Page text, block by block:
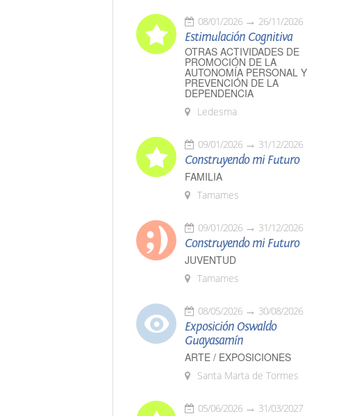
08/01/2026 26/11/2026
Estimulación Cognitiva
OTRAS ACTIVIDADES DE
PROMOCIÓN DE LA
AUTONOMÍA PERSONAL Y
PREVENCIÓN DE LA
DEPENDENCIA
Ledesma
09/01/2026 31/12/2026
Construyendo mi Futuro
FAMILIA
Tamames
09/01/2026 31/12/2026
Construyendo mi Futuro
JUVENTUD
Tamames
08/05/2026 30/08/2026
Exposición Oswaldo
Guayasamín
ARTE / EXPOSICIONES
Santa Marta de Tormes
05/06/2026 31/03/2027